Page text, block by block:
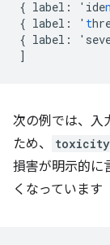
{ label : 'ide
{ label : ' t
{ label :
]
次の例では、入
ため、
toxicity
損害が明示的に
くなっています